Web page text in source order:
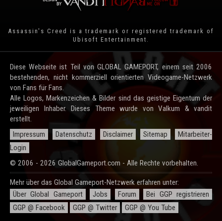
Assassin's Creed is a trademark or registered trademark of
Ubisoft Entertainment
Diese Webseite ist Teil von GLOBAL GAMEPORT, einem seit 2006
bestehenden, nicht kommerziell orientierten Videogame-Netzwerk
von Fans für Fans.
Alle Logos, Markenzeichen & Bilder sind das geistige Eigentum der
jeweiligen Inhaber. Dieses Theme wurde von Valkum & vandit
erstellt.
Impressum
Datenschutz Disclaimer Sitemap
Mitarbeiter-
Login
© 2006 - 2026 GlobalGameport.com - Alle Rechte vorbehalten.
Mehr über das Global Gameport-Netzwerk erfahren unter:
Über Global Gameport
Jobs Forum
Bei GGP registrieren
GGP @ Facebook
GGP @ Twitter GGP @ You Tube